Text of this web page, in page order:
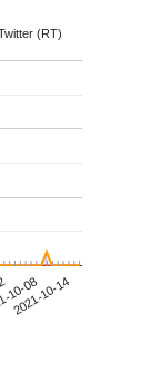
(RT)
10-08
2021-10-14